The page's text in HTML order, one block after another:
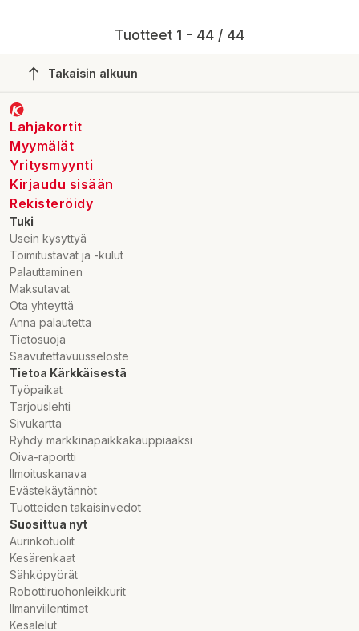
Tuotteet 1 - 44 / 44
Takaisin alkuun
Lahjakortit
Myymälät
Yritysmyynti
Kirjaudu sisään
Rekisteröidy
Tuki
Usein kysyttyä
Toimitustavat ja -kulut
Palauttaminen
Maksutavat
Ota yhteyttä
Anna palautetta
Tietosuoja
Saavutettavuusseloste
Tietoa Kärkkäisestä
Työpaikat
Tarjouslehti
Sivukartta
Ryhdy markkinapaikkakauppiaaksi
Oiva-raportti
Ilmoituskanava
Evästekäytännöt
Tuotteiden takaisinvedot
Suosittua nyt
Aurinkotuolit
Kesärenkaat
Sähköpyörät
Robottiruohonleikkurit
Ilmanviilentimet
Kesälelut